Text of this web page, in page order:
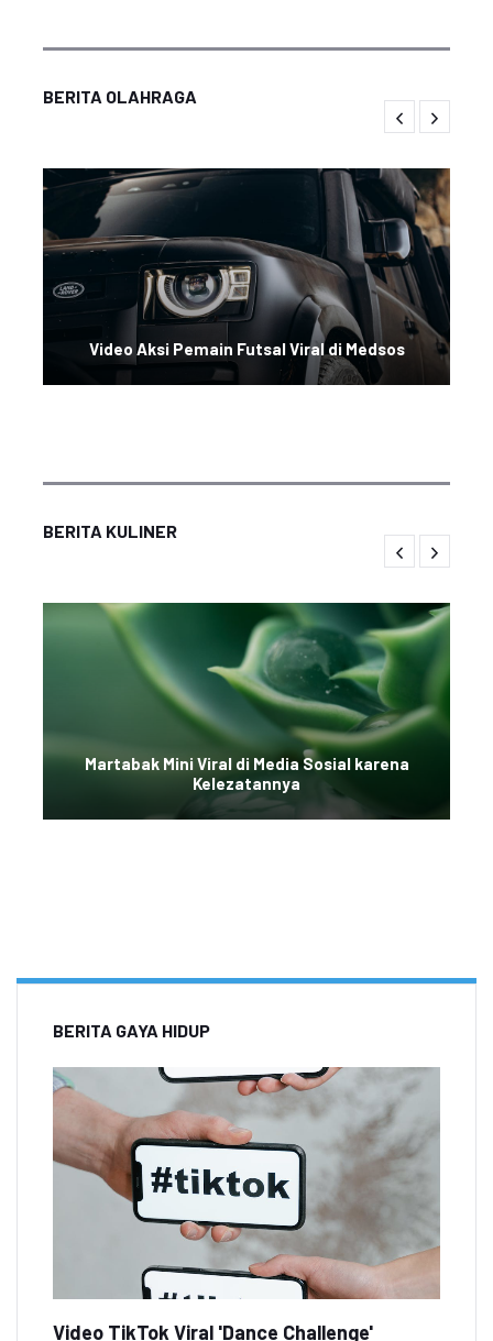
BERITA OLAHRAGA
Video Aksi Pemain Futsal Viral di Medsos
BERITA KULINER
Martabak Mini Viral di Media Sosial karena
Kelezatannya
BERITA GAYA HIDUP
Video TikTok Viral 'Dance Challenge'